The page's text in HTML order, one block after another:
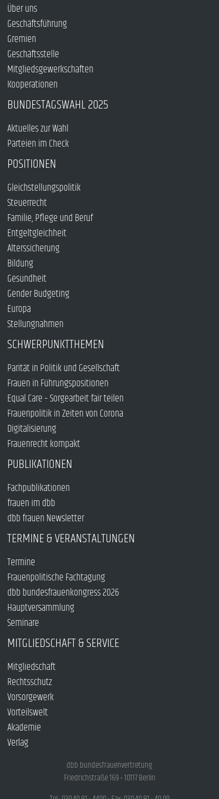
Über uns
Geschäftsführung
Gremien
Geschäftsstelle
Mitgliedsgewerkschaften
Kooperationen
BUNDESTAGSWAHL 2025
Aktuelles zur Wahl
Parteien im Check
POSITIONEN
Gleichstellungspolitik
Steuerrecht
Familie, Pflege und Beruf
Entgeltgleichheit
Alterssicherung
Bildung
Gesundheit
Gender Budgeting
Europa
Stellungnahmen
SCHWERPUNKTTHEMEN
Parität in Politik und Gesellschaft
Frauen in Führungspositionen
Equal Care – Sorgearbeit fair teilen
Frauenpolitik in Zeiten von Corona
Digitalisierung
Frauenrecht kompakt
PUBLIKATIONEN
Fachpublikationen
frauen im dbb
dbb frauen Newsletter
TERMINE & VERANSTALTUNGEN
Termine
Frauenpolitische Fachtagung
dbb bundesfrauenkongress 2026
Hauptversammlung
Seminare
MITGLIEDSCHAFT & SERVICE
Mitgliedschaft
Rechtsschutz
Vorsorgewerk
Vorteilswelt
Akademie
Verlag
dbb bundesfrauenvertretung
Friedrichstraße 169 • 10117 Berlin